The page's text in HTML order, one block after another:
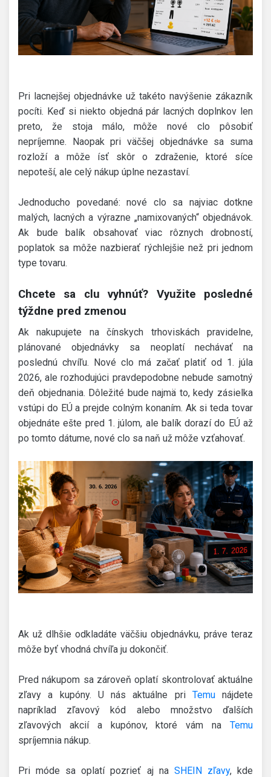
Pri lacnejšej objednávke už takéto navýšenie zákazník
pocíti. Keď si niekto objedná pár lacných doplnkov len
preto, že stoja málo, môže nové clo pôsobiť
nepríjemne. Naopak pri väčšej objednávke sa suma
rozloží a môže ísť skôr o zdraženie, ktoré síce
nepoteší, ale celý nákup úplne nezastaví.
Jednoducho povedané: nové clo sa najviac dotkne
malých, lacných a výrazne „namixovaných“ objednávok.
Ak bude balík obsahovať viac rôznych drobností,
poplatok sa môže nazbierať rýchlejšie než pri jednom
type tovaru.
Chcete sa clu vyhnúť? Využite posledné
týždne pred zmenou
Ak nakupujete na čínskych trhoviskách pravidelne,
plánované objednávky sa neoplatí nechávať na
poslednú chvíľu. Nové clo má začať platiť od 1. júla
2026, ale rozhodujúci pravdepodobne nebude samotný
deň objednania. Dôležité bude najmä to, kedy zásielka
vstúpi do EÚ a prejde colným konaním. Ak si teda tovar
objednáte ešte pred 1. júlom, ale balík dorazí do EÚ až
po tomto dátume, nové clo sa naň už môže vzťahovať.
Ak už dlhšie odkladáte väčšiu objednávku, práve teraz
môže byť vhodná chvíľa ju dokončiť.
Pred nákupom sa zároveň oplatí skontrolovať aktuálne
zľavy a kupóny. U nás aktuálne pri Temunájdete
napríklad zľavový kód alebo množstvo ďalších
zľavových akcií a kupónov, ktoré vám na Temu
spríjemnia nákup.
Pri móde sa oplatí pozrieť aj na SHEIN zľavy, kde